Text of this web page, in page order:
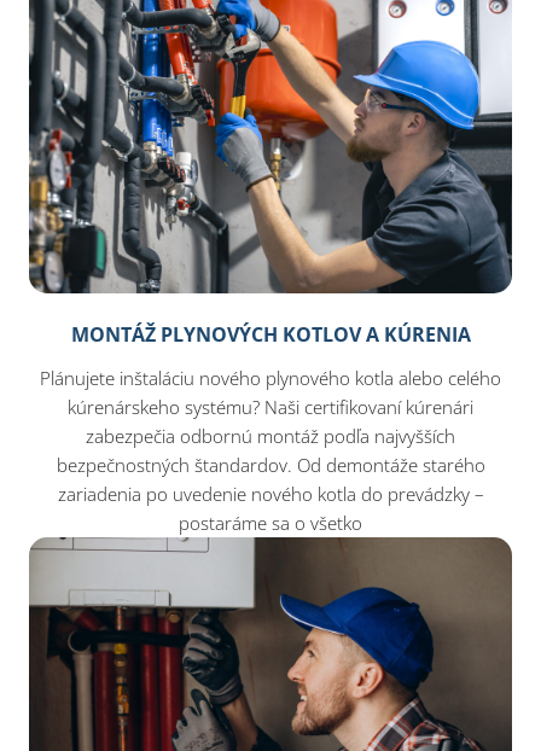
MONTÁŽ PLYNOVÝCH KOTLOV A KÚRENIA
Plánujete inštaláciu nového plynového kotla alebo celého
kúrenárskeho systému? Naši certifikovaní kúrenári
zabezpečia odbornú montáž podľa najvyšších
bezpečnostných štandardov. Od demontáže starého
zariadenia po uvedenie nového kotla do prevádzky –
postaráme sa o všetko